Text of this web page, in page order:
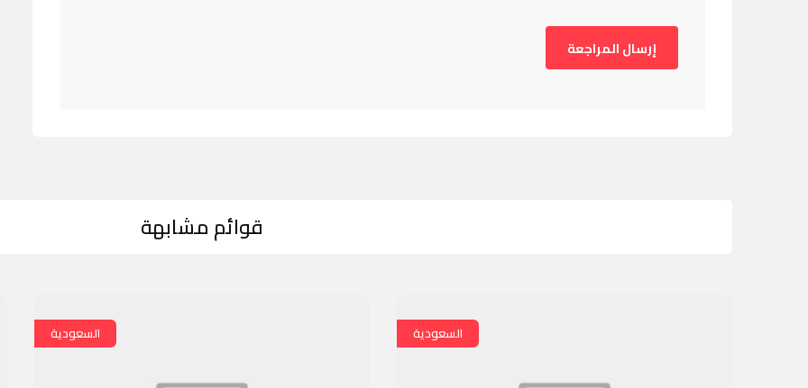
قوائم مشابهة
السعودية السعودية